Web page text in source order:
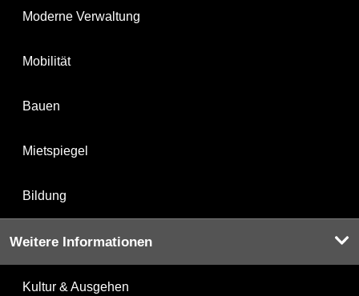
Moderne Verwaltung
Mobilität
Bauen
Mietspiegel
Bildung
Weitere Informationen
Kultur & Ausgehen